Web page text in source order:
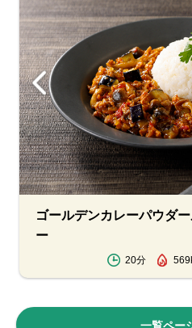
ゴールデンカレーパウダ
ー
20分